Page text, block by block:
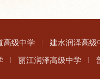
高级中学 建水润泽高级
丽江润泽高级中学